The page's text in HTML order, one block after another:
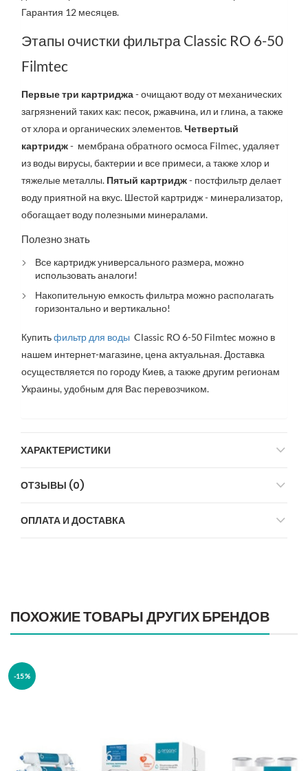
Гарантия 12 месяцев.
Этапы очистки фильтра Classic RO 6-50
Filmtec
Первые три картриджа- очищают воду от механических
загрязнений таких как: песок, ржавчина, ил и глина, а также
от хлора и органических элементов.Четвертый
картридж- мембрана обратного осмоса Filmec, удаляет
из воды вирусы, бактерии и все примеси, а также хлор и
тяжелые металлы. Пятый картридж- постфильтр делает
воду приятной на вкус. Шестой картридж- минерализатор,
обогащает воду полезными минералами.
Полезно знать
Все картридж универсального размера, можно
использовать аналоги!
Накопительную емкость фильтра можно располагать
горизонтально и вертикально!
Купитьфильтр для воды Classic RO 6-50 Filmtec можно в
нашем интернет-магазине, цена актуальная. Доставка
осуществляется по городу Киев, а также другим регионам
Украины, удобным для Вас перевозчиком.
ХАРАКТЕРИСТИКИ
ОТЗЫВЫ (0)
ОПЛАТА И ДОСТАВКА
ПОХОЖИЕ ТОВАРЫ ДРУГИХ БРЕНДОВ
-15%